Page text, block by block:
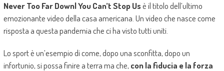
Never Too Far Down| You Can’t Stop Usè il titolo dell’ultimo
emozionante video della casa americana. Un video che nasce come
risposta a questa pandemia che ci ha visto tutti uniti.
Lo sport è un’esempio di come, dopo una sconfitta, dopo un
infortunio, si possa finire a terra ma che, con la fiducia e la forza